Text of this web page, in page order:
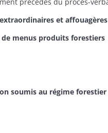
et affouagères
menus produits forestiers
soumis au régime forestier